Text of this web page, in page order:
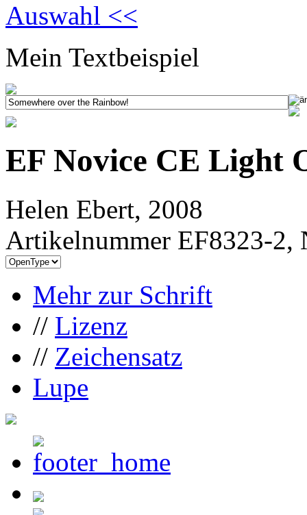
Auswahl <<
Mein Textbeispiel
EF Novice CE Light
Helen Ebert, 2008
Artikelnummer EF8323-2,
Mehr zur Schrift
// Lizenz
// Zeichensatz
Lupe